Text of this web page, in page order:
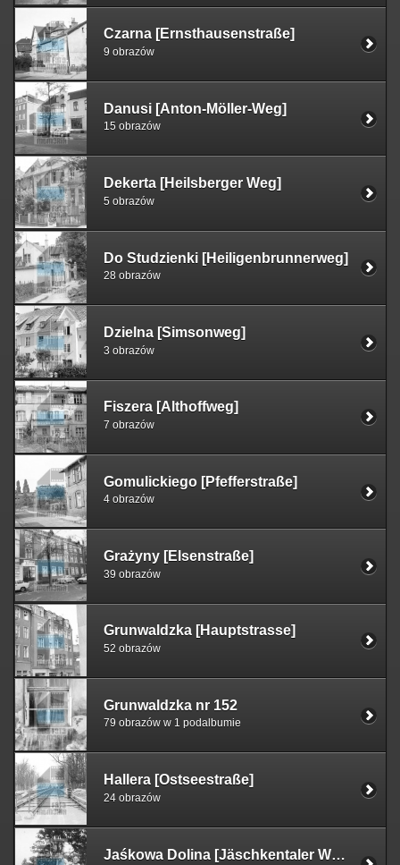
Czarna [Ernsthausenstraße]
9 obrazów
Danusi [Anton-Möller-Weg]
15 obrazów
Dekerta [Heilsberger Weg]
5 obrazów
Do Studzienki [Heiligenbrunnerweg]
28 obrazów
Dzielna [Simsonweg]
3 obrazów
Fiszera [Althoffweg]
7 obrazów
Gomulickiego [Pfefferstraße]
4 obrazów
Grażyny [Elsenstraße]
39 obrazów
Grunwaldzka [Hauptstrasse]
52 obrazów
Grunwaldzka nr 152
79 obrazów w 1 podalbumie
Hallera [Ostseestraße]
24 obrazów
Jaśkowa Dolina [Jäschkentaler Weg]